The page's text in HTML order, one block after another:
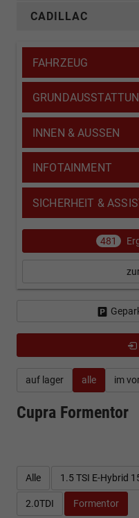
auf lager alle im
Cupra Formentor
Alle 1.5 TSI E-Hybrid
2.0TDI Formentor
CADILLAC
FAHRZEUG
INNEN & AUSSEN
INFOTAINMENT
SICHERHEIT &
481